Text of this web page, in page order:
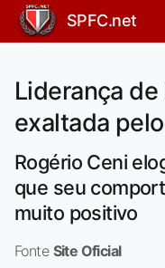
SPFC.net
Liderança
exaltada
Rogério Ceni
que seu
muito positivo
Fonte Site Oficial